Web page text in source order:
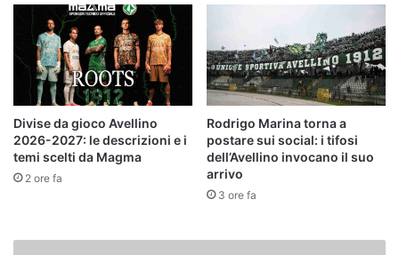
Divise da gioco Avellino
2026-2027: le descrizioni e i
temi scelti da Magma
2 ore fa
Rodrigo Marina torna a
postare sui social: i tifosi
dell’Avellino invocano il suo
arrivo
3 ore fa